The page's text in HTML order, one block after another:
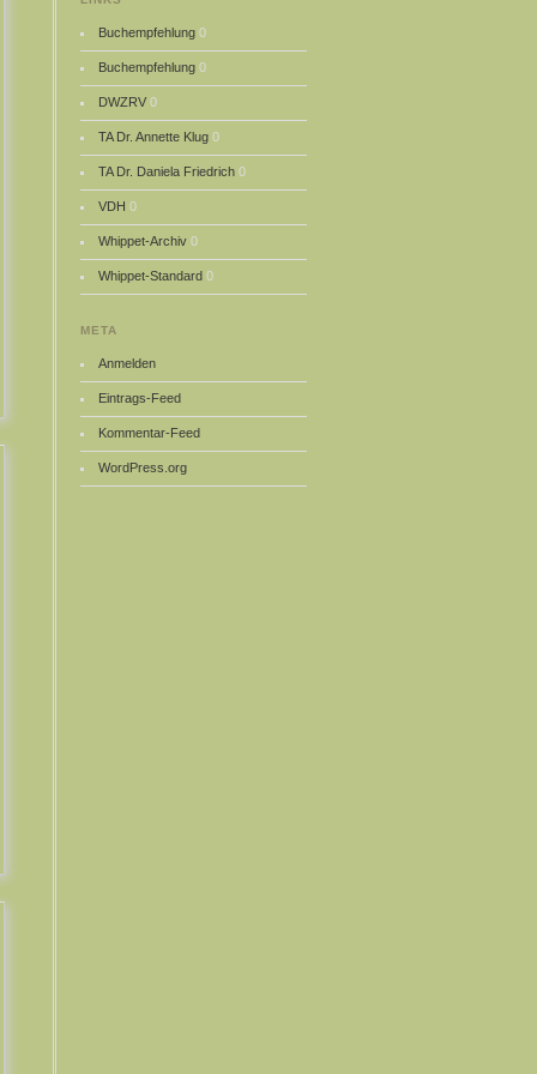
Buchempfehlung0
Buchempfehlung0
DWZRV0
TA Dr. Annette Klug0
TA Dr. Daniela Friedrich0
VDH 0
Whippet-Archiv0
Whippet-Standard0
META
Anmelden
Eintrags-Feed
Kommentar-Feed
WordPress.org